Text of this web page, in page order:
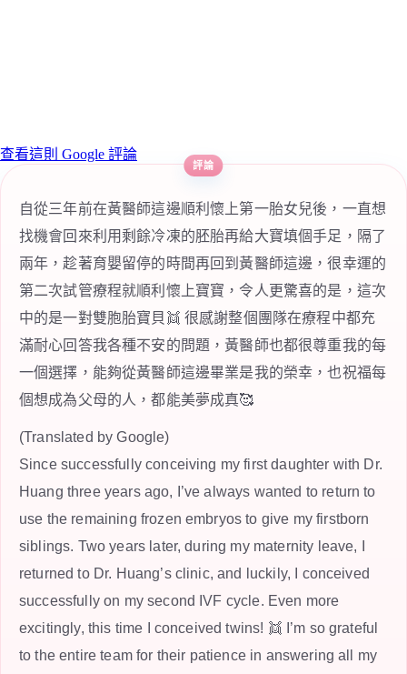
查看這則 Google 評論
自從三年前在黃醫師這邊順利懷上第一胎女兒後，一直想
找機會回來利用剩餘冷凍的胚胎再給大寶填個手足，隔了
兩年，趁著育嬰留停的時間再回到黃醫師這邊，很幸運的
第二次試管療程就順利懷上寶寶，令人更驚喜的是，這次
中的是一對雙胞胎寶貝👯 很感謝整個團隊在療程中都充
滿耐心回答我各種不安的問題，黃醫師也都很尊重我的每
一個選擇，能夠從黃醫師這邊畢業是我的榮幸，也祝福每
個想成為父母的人，都能美夢成真🥰
(Translated by Google)
Since successfully conceiving my first daughter with Dr.
Huang three years ago, I’ve always wanted to return to
use the remaining frozen embryos to give my firstborn
siblings. Two years later, during my maternity leave, I
returned to Dr. Huang’s clinic, and luckily, I conceived
successfully on my second IVF cycle. Even more
excitingly, this time I conceived twins! 👯 I’m so grateful
to the entire team for their patience in answering all my